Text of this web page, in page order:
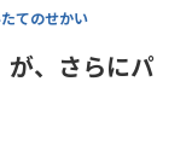
、さらにパ